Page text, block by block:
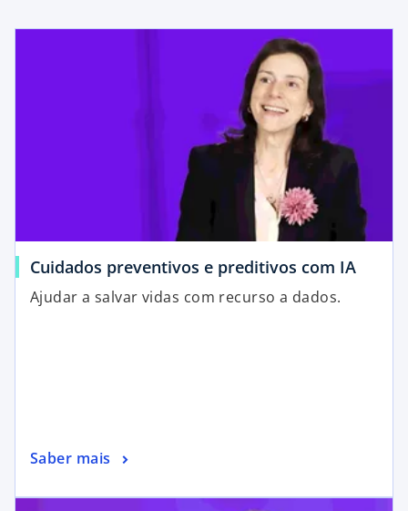
e
Cuidados preventivos e preditivos com IA
Ajudar a salvar vidas com recurso a dados.
Saber mais